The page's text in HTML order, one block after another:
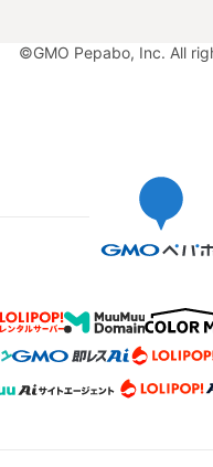
©GMO Pepabo, Inc. All